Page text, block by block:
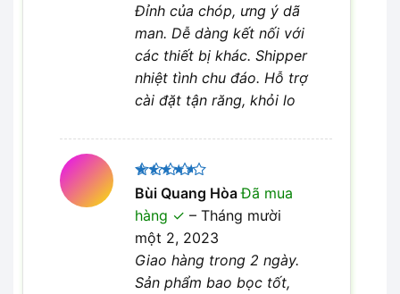
Đỉnh của chóp, ưng ý dã
man. Dễ dàng kết nối với
các thiết bị khác. Shipper
nhiệt tình chu đáo. Hỗ trợ
cài đặt tận răng, khỏi lo
Được
xếp hạng
45 sao
Bùi Quang HòaĐã mua
hàng
– Tháng mười
một 2, 2023
Giao hàng trong 2 ngày.
Sản phẩm bao bọc tốt,